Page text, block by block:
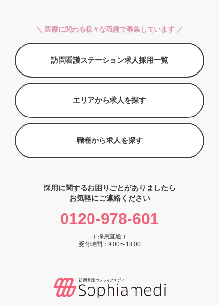
＼ 医療に関わる様々な職種で募集しています ／
訪問看護ステーション求人採用一覧
エリアから求人を探す
職種から求人を探す
採用に関するお困りごとがありましたら
お気軽にご連絡ください
0120-978-601
（ 採用直通 ）
受付時間：9:00〜18:00